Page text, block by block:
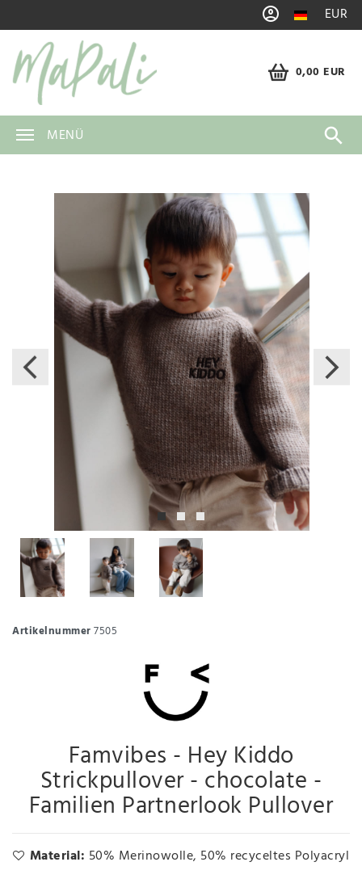
EUR
0,00 EUR
MENÜ
Artikelnummer7505
Famvibes - Hey Kiddo
Strickpullover - chocolate -
Familien Partnerlook Pullover
Material: 50% Merinowolle, 50% recyceltes Polyacryl